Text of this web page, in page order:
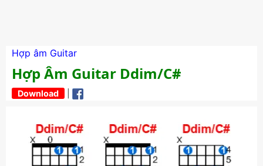
Hợp âm Guitar
Hợp Âm Guitar Ddim/C#
Download